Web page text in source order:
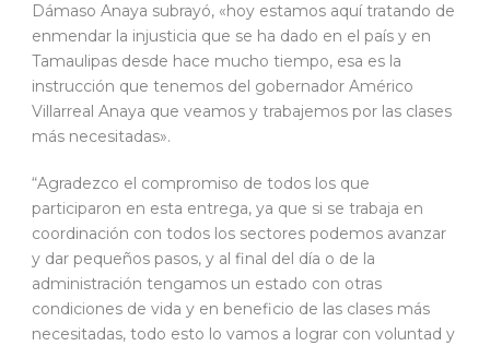
Dámaso Anaya subrayó, «hoy estamos aquí tratando de
enmendar la injusticia que se ha dado en el país y en
Tamaulipas desde hace mucho tiempo, esa es la
instrucción que tenemos del gobernador Américo
Villarreal Anaya que veamos y trabajemos por las clases
más necesitadas».
“Agradezco el compromiso de todos los que
participaron en esta entrega, ya que si se trabaja en
coordinación con todos los sectores podemos avanzar
y dar pequeños pasos, y al final del día o de la
administración tengamos un estado con otras
condiciones de vida y en beneficio de las clases más
necesitadas, todo esto lo vamos a lograr con voluntad y